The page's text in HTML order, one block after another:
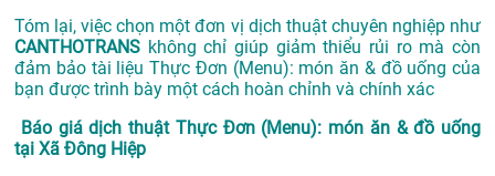
Tóm lại, việc chọn một đơn vị dịch thuật chuyên nghiệp như
CANTHOTRANS không chỉ giúp giảm thiểu rủi ro mà còn
đảm bảo tài liệu Thực Đơn (Menu): món ăn & đồ uống của
bạn được trình bày một cách hoàn chỉnh và chính xác
Báo giá dịch thuật Thực Đơn (Menu): món ăn & đồ uống
tại Xã Đông Hiệp